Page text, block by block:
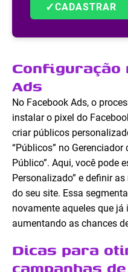
✓CADASTRAR
Configuração
Ads
No Facebook Ads, o
instalar o pixel do
criar públicos
“Públicos” no Gerenciador
Público”. Aqui, você pode
Personalizado” e definir
do seu site. Essa
novamente aqueles que
aumentando as chances
Dicas para